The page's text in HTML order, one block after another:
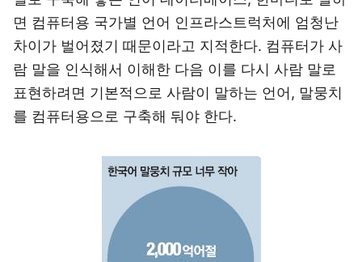
면 컴퓨터용 국가별 언어 인프라스트럭처에 엄청난
차이가 벌어졌기 때문이라고 지적한다. 컴퓨터가 사
람 말을 인식해서 이해한 다음 이를 다시 사람 말로
표현하려면 기본적으로 사람이 말하는 언어, 말뭉치
를 컴퓨터용으로 구축해 둬야 한다.